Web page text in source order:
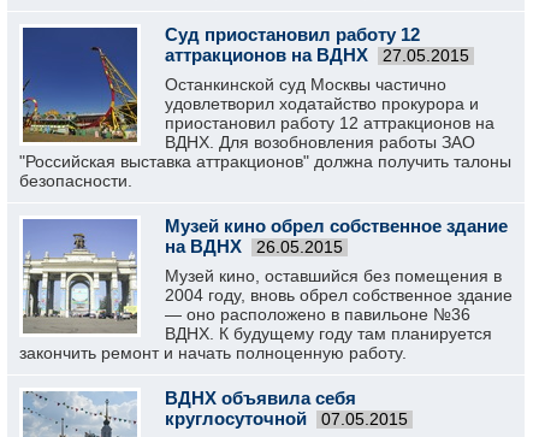
Суд приостановил работу 12
аттракционов на ВДНХ
27.05.2015
Останкинской суд Москвы частично
удовлетворил ходатайство прокурора и
приостановил работу 12 аттракционов на
ВДНХ. Для возобновления работы ЗАО
"Российская выставка аттракционов" должна получить талоны
безопасности.
Музей кино обрел собственное здание
на ВДНХ
26.05.2015
Музей кино, оставшийся без помещения в
2004 году, вновь обрел собственное здание
— оно расположено в павильоне №36
ВДНХ. К будущему году там планируется
закончить ремонт и начать полноценную работу.
ВДНХ объявила себя
круглосуточной
07.05.2015